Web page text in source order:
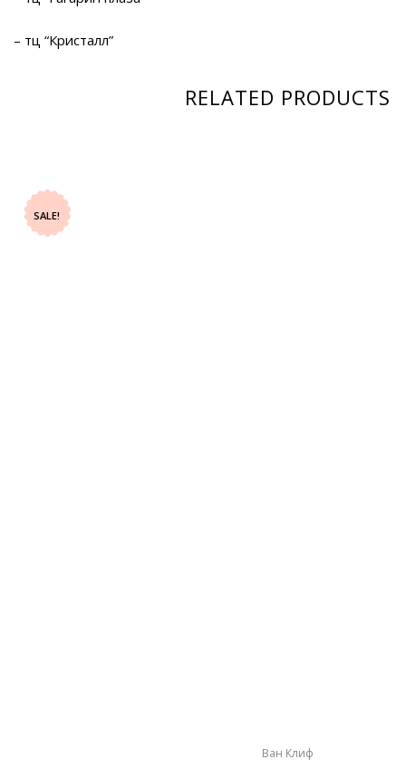
– тц “Кристалл”
RELATED PRODUCTS
SALE!
Ван Клиф